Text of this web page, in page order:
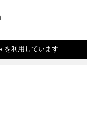
利用しています